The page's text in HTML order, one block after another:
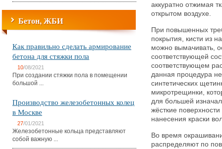
Бетон, ЖБИ
Как правильно сделать армирование
бетона для стяжки пола
10/08/2021
При создании стяжки пола в помещении
большой ...
Производство железобетонных колец
в Москве
27/01/2021
Железобетонные кольца представляют
собой важную ...
аккуратно отжимая
открытом воздухе.
При повышенных
покрытия, кисти из
можно вымачивать,
соответствующей
соответствующем
данная процедура
синтетических
микротрещинки,
для большей
жёсткие
нанесения краски
Во время
распределяют по